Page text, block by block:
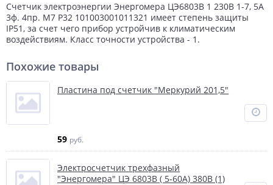
Счетчик электроэнергии Энергомера ЦЭ6803В 1 230В 1-7, 5А
3ф. 4пр. М7 Р32 101003001011321 имеет степень защиты
IP51, за счет чего прибор устройчив к климатическим
воздействиям. Класс точности устройства - 1.
Похожие товары
Пластина под счетчик "Меркурий 201,5"
59 руб.
Электросчетчик трехфазный
"Энергомера" ЦЭ 6803В ( 5-60А) 380В (1)